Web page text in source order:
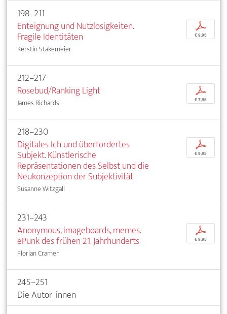
198–211
Enteignung und Nutzlosigkeiten.
Fragile Identitäten
Kerstin Stakemeier
p
€ 9,95
212–217
Rosebud/Ranking Light
James Richards
p
€ 7,95
218–230
Digitales Ich und überfordertes
Subjekt. Künstlerische
Repräsentationen des Selbst und die
Neukonzeption der Subjektivität
Susanne Witzgall
p
€ 9,95
231–243
Anonymous, imageboards, memes.
ePunk des frühen 21. Jahrhunderts
Florian Cramer
p
€ 9,95
245–251
Die Autor_innen